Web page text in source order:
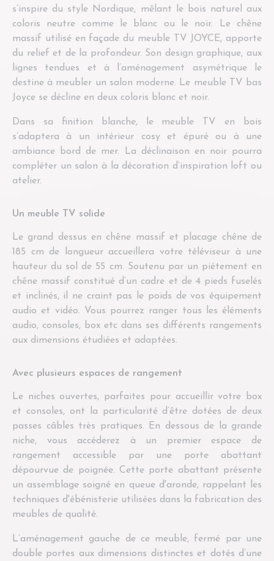
s’inspire du style Nordique, mêlant le bois naturel aux
coloris neutre comme le blanc ou le noir. Le chêne
massif utilisé en façade du meuble TV JOYCE, apporte
du relief et de la profondeur. Son design graphique, aux
lignes tendues et à l’aménagement asymétrique le
destine à meubler un salon moderne. Le meuble TV bas
Joyce se décline en deux coloris blanc et noir.
Dans sa finition blanche, le meuble TV en bois
s’adaptera à un intérieur cosy et épuré ou à une
ambiance bord de mer. La déclinaison en noir pourra
compléter un salon à la décoration d’inspiration loft ou
atelier.
Un meuble TV solide
Le grand dessus en chêne massif et placage chêne de
185 cm de longueur accueillera votre téléviseur à une
hauteur du sol de 55 cm. Soutenu par un piétement en
chêne massif constitué d’un cadre et de 4 pieds fuselés
et inclinés, il ne craint pas le poids de vos équipement
audio et vidéo. Vous pourrez ranger tous les éléments
audio, consoles, box etc dans ses différents rangements
aux dimensions étudiées et adaptées.
Avec plusieurs espaces de rangement
Le niches ouvertes, parfaites pour accueillir votre box
et consoles, ont la particularité d’être dotées de deux
passes câbles très pratiques. En dessous de la grande
niche, vous accéderez à un premier espace de
rangement accessible par une porte abattant
dépourvue de poignée. Cette porte abattant présente
un assemblage soigné en queue d'aronde, rappelant les
techniques d'ébénisterie utilisées dans la fabrication des
meubles de qualité.
L’aménagement gauche de ce meuble, fermé par une
double portes aux dimensions distinctes et dotés d’une